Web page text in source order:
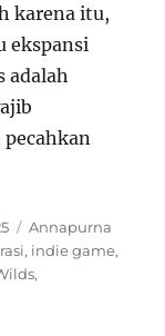
karena itu,
ekspansi
adalah
Tags
Annapurna
, indie game,
,